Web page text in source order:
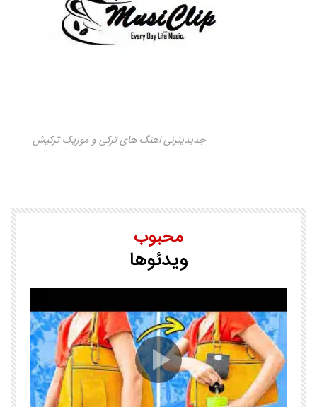
جدیدیترنی اهنگ های ترکی و موزیک ترکیش
محبوب
ویدئوها